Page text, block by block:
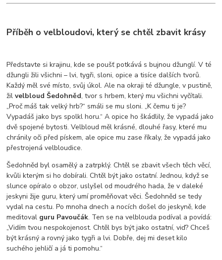
Příběh o velbloudovi, který se chtěl zbavit krásy
Představte si krajinu, kde se poušť potkává s bujnou džunglí. V té
džungli žili všichni – lvi, tygři, sloni, opice a tisíce dalších tvorů.
Každý měl své místo, svůj úkol. Ale na okraji té džungle, v pustině,
žilvelbloud Šedohněd, tvor s hrbem, který mu všichni vyčítali.
„Proč máš tak velký hrb?“ smáli se mu sloni. „K čemu ti je?
Vypadáš jako bys spolkl horu.“ A opice ho škádlily, že vypadá jako
dvě spojené bytosti. Velbloud měl krásné, dlouhé řasy, které mu
chránily oči před pískem, ale opice mu zase říkaly, že vypadá jako
přestrojená velbloudice.
Šedohněd byl osamělý a zatrpklý. Chtěl se zbavit všech těch věcí,
kvůli kterým si ho dobírali. Chtěl být jako ostatní. Jednou, když se
slunce opíralo o obzor, uslyšel od moudrého hada, že v daleké
jeskyni žije guru, který umí proměňovat věci. Šedohněd se tedy
vydal na cestu. Po mnoha dnech a nocích došel do jeskyně, kde
meditoval guru Pavoučák. Ten se na velblouda podíval a povídá:
„Vidím tvou nespokojenost. Chtěl bys být jako ostatní, viď? Chceš
být krásný a rovný jako tygři a lvi. Dobře, dej mi deset kilo
suchého jehličí a já ti pomohu.“